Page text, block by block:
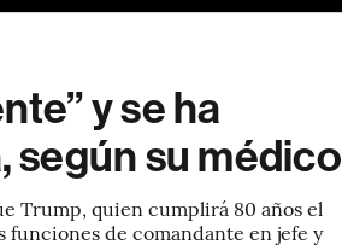
y se ha
según su médico
Trump, quien cumplirá 80 años el
funciones de comandante en jefe y